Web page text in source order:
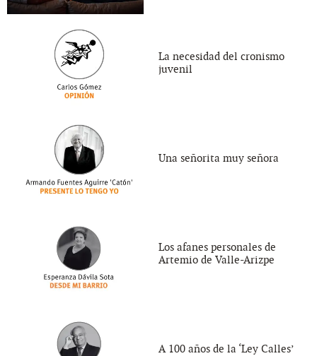
La necesidad del cronismo
juvenil
Una señorita muy señora
Los afanes personales de
Artemio de Valle-Arizpe
A 100 años de la ‘Ley Calles’